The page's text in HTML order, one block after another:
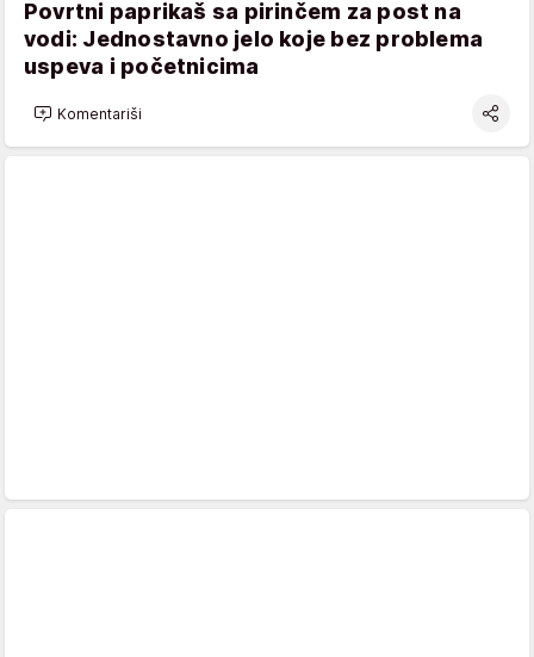
Povrtni paprikaš sa pirinčem za post na
vodi: Jednostavno jelo koje bez problema
uspeva i početnicima
Komentariši